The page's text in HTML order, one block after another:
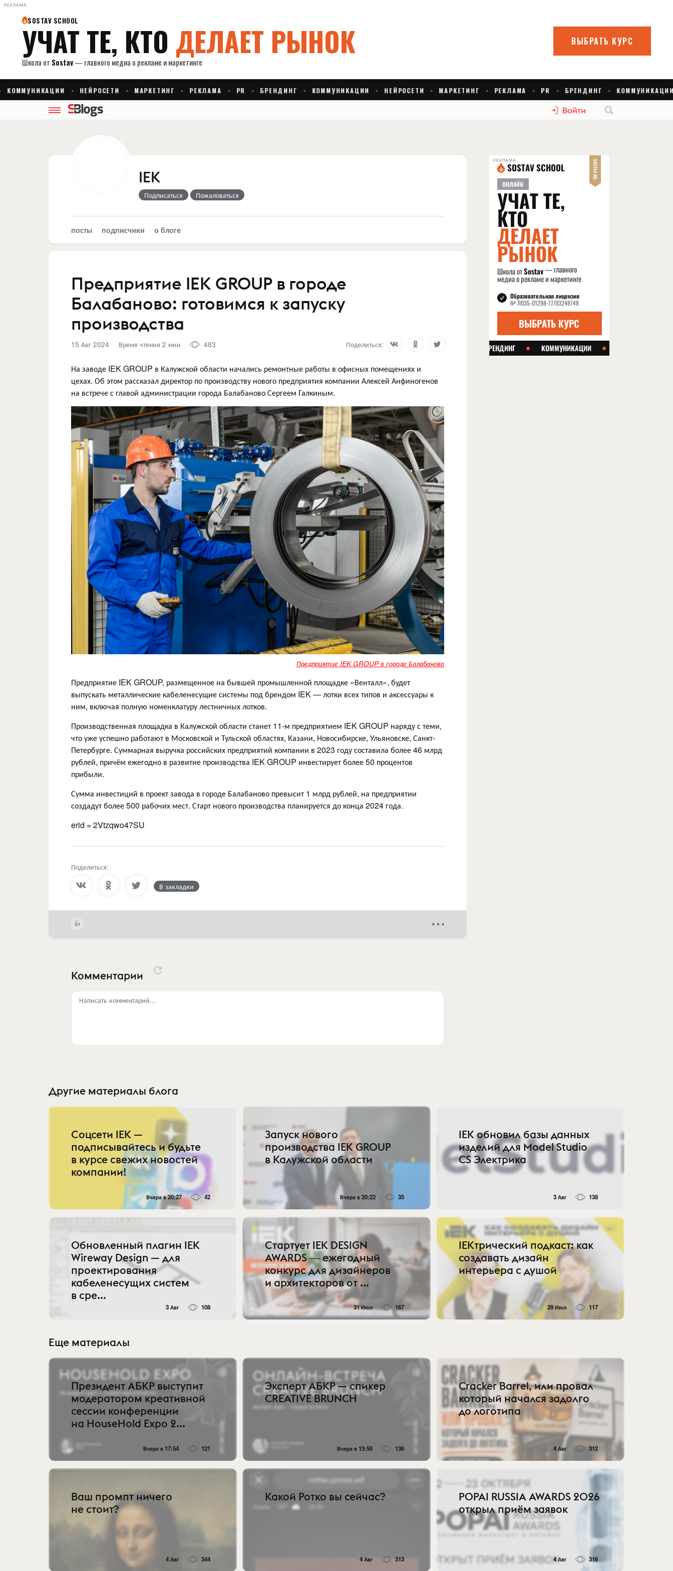
РЕКЛАМА
Войти
IEK
Подписаться Пожаловаться
посты подписчики о блоге
Предприятие IEK GROUP в городе
Балабаново: готовимся к запуску
производства
15 Авг 2024 Время чтения 2 мин 483 Поделиться:
На заводе IEK GROUP в Калужской области начались ремонтные работы в офисных помещениях и
цехах. Об этом рассказал директор по производству нового предприятия компании Алексей Анфиногенов
на встрече с главой администрации города Балабаново Сергеем Галкиным.
Предприятие IEK GROUP в городе Балабаново
Предприятие IEK GROUP, размещенное на бывшей промышленной площадке «Венталл», будет
выпускать металлические кабеленесущие системы под брендом IEK — лотки всех типов и аксессуары к
ним, включая полную номенклатуру лестничных лотков.
Производственная площадка в Калужской области станет 11-м предприятием IEK GROUP наряду с теми,
что уже успешно работают в Московской и Тульской областях, Казани, Новосибирске, Ульяновске, Санкт-
Петербурге. Суммарная выручка российских предприятий компании в 2023 году составила более 46 млрд
рублей, причём ежегодно в развитие производства IEK GROUP инвестирует более 50 процентов
прибыли.
Сумма инвестиций в проект завода в городе Балабаново превысит 1 млрд рублей, на предприятии
создадут более 500 рабочих мест. Старт нового производства планируется до конца 2024 года.
erid = 2Vtzqwo47SU
Поделиться:
В закладки
Комментарии
Написать комментарий...
РЕКЛАМА
Другие материалы блога
Соцсети IEK —
подписывайтесь и будьте
в курсе свежих новостей
компании!
Вчера в 20:27 42
Запуск нового
производства IEK GROUP
в Калужской области
Вчера в 20:22 35
IEK обновил базы данных
изделий для Model Studio
CS Электрика
3 Авг 138
Обновленный плагин IEK
Wireway Design — для
проектирования
кабеленесущих систем
в сре...
3 Авг 108
Стартует IEK DESIGN
AWARDS ― ежегодный
конкурс для дизайнеров
и архитекторов от ...
31 Июл 167
IEKтрический подкаст: как
создавать дизайн
интерьера с душой
29 Июл 117
Еще материалы
Президент АБКР выступит
модератором креативной
сессии конференции
на HouseHold Expo 2...
Вчера в 17:54 121
Эксперт АБКР — спикер
CREATIVE BRUNCH
Вчера в 13:50 136
Cracker Barrel, или провал
который начался задолго
до логотипа
4 Авг 312
Ваш промпт ничего
не стоит?
4 Авг 344
Какой Ротко вы сейчас?
4 Авг 313
POPAI RUSSIA AWARDS 2026
открыл приём заявок
4 Авг 316